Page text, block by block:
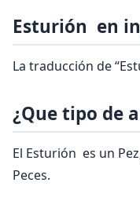
Esturión en
La traducción de
¿Que tipo de
El Esturión es un
Peces.